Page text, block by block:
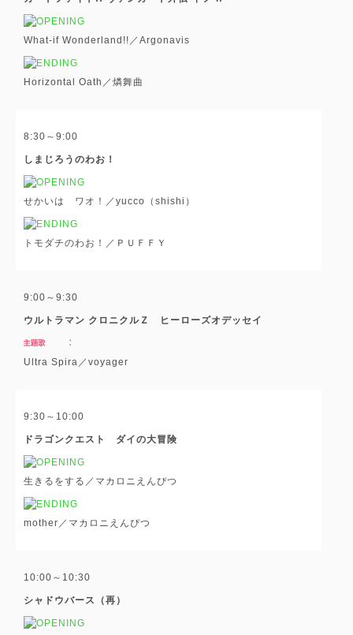
What-if Wonderland!!／Argonavis
Horizontal Oath／燐舞曲
8:30～9:00
しまじろうのわお！
せかいは ワオ！／yucco（shishi）
トモダチのわお！／ＰＵＦＦＹ
9:00～9:30
ウルトラマン クロニクルＺ ヒーローズオデッセイ
Ultra Spira／voyager
9:30～10:00
ドラゴンクエスト ダイの大冒険
生きるをする／マカロニえんぴつ
mother／マカロニえんぴつ
10:00～10:30
シャドウバース（再）